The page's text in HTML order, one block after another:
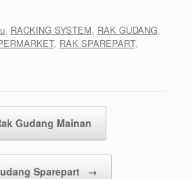
, RACKING SYSTEM, RAK GUDANG,
, RAK SPAREPART,
Gudang Mainan
Sparepart →